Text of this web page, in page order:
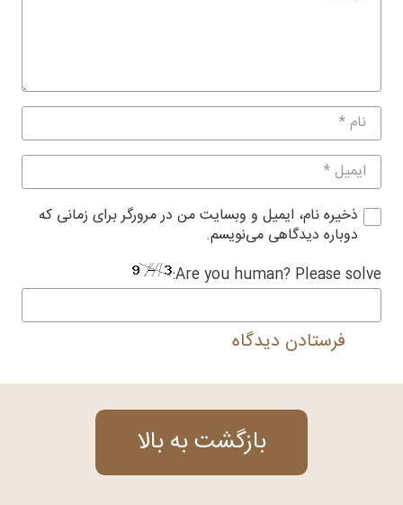
ذخیره نام، ایمیل و وبسایت من در مرورگر برای زمانی که
دوباره دیدگاهی می‌نویسم.
Are you human? Please solve:
فرستادن دیدگاه
بازگشت به بالا